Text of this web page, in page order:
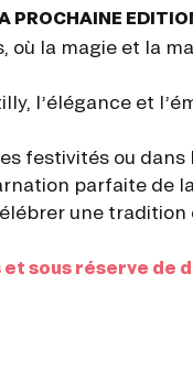
PROCHAINE
où la magie et la
l’élégance et
festivités ou dans
parfaite de
une
sous réserve de